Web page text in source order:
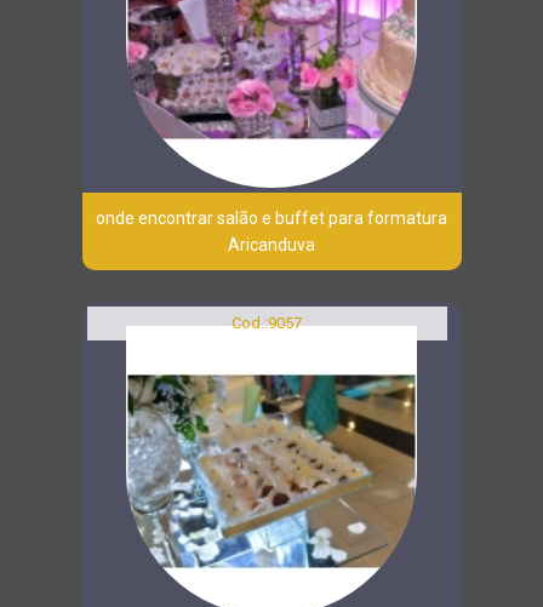
onde encontrar salão e buffet para formatura
Aricanduva
Cod.:9057